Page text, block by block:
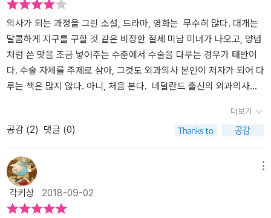
궁정 음악가로 활동한 장 바티스트 륄리(Jean-Baptiste Lully)는 지
팡이 모양으로 된 지휘봉을 사용했다. 이것은 지금의 지휘봉과는 조
금 다른 형태이며 사용 방법도 다르다. 지휘봉을 손에 들고 공중에 휘
두르는 것이 아니라 바닥을 쿵쿵 내려치며 박자를 맞추는 방법으로
사용했다. 륄리는 왕을 위한 공연 리허설을 진행하던 도중 지휘봉에
발등을 찔리는 상처를 입는다. 륄리는 발등에 생긴 상처를 대수롭지
다는 진단을 받는다. 그러나 의사의 진단을 무시한 륄리는 괴저가 일
으킨 합병증에 시달려 끝내 목숨을 잃었다. ‘내 몸은 내가 통제할 수
있다’는 지나친 자신감 또한 몸 상태를 더욱더 나쁘게 만드는 원인이
다. ‘전설의 마술사’ 해리 후디니(Harry Houdini)는 튼튼한 체격을 가
진 장사였다. 그는 “내 배를 얼마든지 때려도 난 끄떡없다”라고 떠벌
렸다. 그를 만난 대학생이 진짜로 그의 배를 세 번 후려쳤고 후디니는
이틀 만에 사망했다. 사망 원인은 충수염과 복막염이었다. 복부 통증
독자들이 흥미를 가질 수 있게 기술하는 저자의 뛰어난 필력.사정이
있어서 의학의 역사에 관해 시중에 나온 책을 죄다 읽어봤는데 재미
면에서 이 책만큼 뛰어난 책은 단언컨대 없다. 책을 통해서만 얻을 수
있는 기쁨을 <메스를 잡다>에서 느껴보시길 빈다.
현장에서 있었던 일이나 감상을 담고 있는 에세이 같은 종류의 글일
거라고 속단해서도 안 된다. 이 책은 굉장히 복잡하고, 전문적이면서
도 유쾌하고 흥미진진하다. 네덜란드의 현직 외과 전문의인 아르놀트
판 더 라르는 세상을 바꾼 수술에 대해, 그 매혹적인 역사를 이 책에서
기록하고 있다. 이 책에 실린 사례들은 모두 실제로 일어난 일들이며,
역사 자료와 인터뷰, 언론 보도 내용, 전기 등 그 인물에 관한 기록을
달하려는 게 이 책의 목적은 아니다. 모두 외과적인 관점에서 해석한
내용을 담고 있어 더 매혹적이다. 목차만 보자면 마치 의학 전문 서적
이라고 되는 것처럼 느껴질 정도이다. 1장 결석 제거술, 2장 질식, 3
장 상처 치유, 4장 쇼크...... 16장 대동맥류, 17장 복강경 검사, 18장
거세 등등... 그리고 각 장에 사례로 등장하는 인물은 누구나 알만한
역사 속 유명인들이다. 암살범이 쏜 총에 맞아 머리에 구멍이 나고 피
로 뒤덮인 채 의식이 없는 케네디 대통령에게 역사적인 기관 절개술
의사가 되는 과정을 그린 소설, 드라마, 영화는 무수히 많다. 대개는
달콤하게 지구를 구할 것 같은 비장한 절세 미남 미녀가 나오고, 양념
처럼 쓴 맛을 조금 넣어주는 수준에서 수술을 다루는 경우가 태반이
다. 수술 자체를 주제로 삼아, 그것도 외과의사 본인이 저자가 되어 다
루는 책은 많지 않다. 아니, 처음 본다. 네덜란드 출신의 외과의사가
모음집이다. 번역자도 이 분야와 무관하지 않은 경력을 갖춰 번역도
무난한 편이다. 역사상 중요 인물들도 인간인지라 질병과 사고를 피
해 갈 수 없었고 그래서 수술을 많이도 받았구나 알게 되었다. 하지
만 역시 재미나기로는 존 에프 케네디 대통령의 수술이다. 아하, 총상
을 입은 미 합중국 대통령이 실려온 응급실 외과의사는 달랑 2개월
경력의 젊은이였다. 이 젊은 의사는 얄궂게도 존 에프 케네디 대통령
암살범인 리 오스왈드의 총상도 치료해야 했고 존 에프 케네디 대통
더보기
공감 (2) 댓글 (0)
각키상 2018-09-02